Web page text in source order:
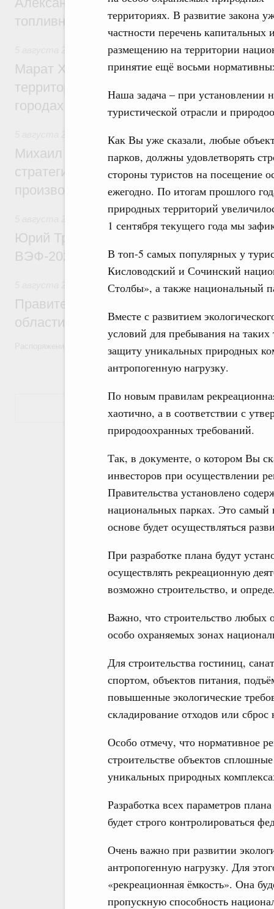
территориях. В развитие закона
частности перечень
размещению на территории
принятие ещё восьми
Наша задача – при установлении
туристической отрасли и
Как Вы уже сказали, любые
парков, должны удовлетворять
стороны туристов на посещение
ежегодно. По итогам прошлого
природных территорий
1 сентября текущего года мы
В топ-5 самых популярных у
Кисловодский и Сочинский
Столбы», а также национальный
Вместе с развитием
условий для пребывания на
защиту уникальных природных
антропогенную нагрузку.
По новым правилам
хаотично, а в соответствии с
природоохранных требований.
Так, в документе, о котором Вы
инвесторов при осуществлении
Правительства установлено
национальных парках. Это самый
основе будет осуществляться
При разработке плана будут
осуществлять рекреационную
возможно строительство, и
Важно, что строительство любых
особо охраняемых зонах
Для строительства гостиниц,
спортом, объектов питания,
повышенные экологические
складирование отходов или
Особо отмечу, что нормативное
строительстве объектов
уникальных природных
Разработка всех параметров
будет строго контролироваться
Очень важно при развитии
антропогенную нагрузку. Для
«рекреационная ёмкость». Она
пропускную способность
топливном рынке
Жилищная политика, рынок жилья
Марат Хуснуллин: Первые проекты
территорий в Донбассе и Новороссии
городах ДНР
Вопросы производительности труда и
Михаил Мишустин дал поручения по
стратегической сессии, посвящённой
производительности труда
Юрий Трутнев: Опубликована
ВЭФ-2026
Национальный проект «Экологическое
Правительство увеличило объём
области в рамках федерального